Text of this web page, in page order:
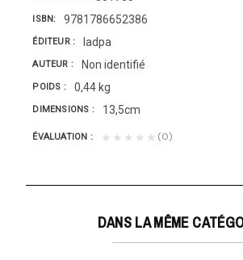
ISBN 9781786652386
ÉDITEUR Iadpa
AUTEUR Non identifié
POIDS 0,44 kg
DIMENSIONS 13,5cm
ÉVALUATION ★★★★★ (0)
DANS LA MÊME